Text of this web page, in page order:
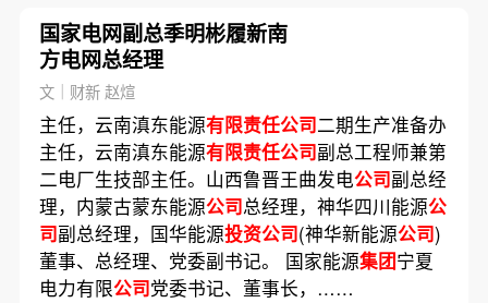
国家电网副总季明彬履新南
方电网总经理
文｜财新 赵煊
主任，云南滇东能源有限责任公司二期生产准备办
主任，云南滇东能源有限责任公司副总工程师兼第
二电厂生技部主任。山西鲁晋王曲发电公司副总经
理，内蒙古蒙东能源公司总经理，神华四川能源公
司副总经理，国华能源投资公司(神华新能源公司)
董事、总经理、党委副书记。 国家能源集团宁夏
电力有限公司党委书记、董事长，……